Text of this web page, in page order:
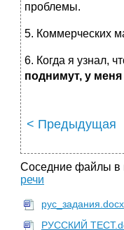
проблемы.
5. Коммерческих
6. Когда я узнал,
поднимут, у
< Предыдущая
Соседние файлы в
речи
рус_задания.docx
РУССКИЙ